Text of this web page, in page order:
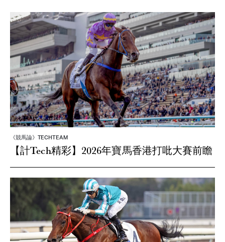
《競馬論》TECHTEAM
【計Tech精彩】2026年寶馬香港打吡大賽前瞻